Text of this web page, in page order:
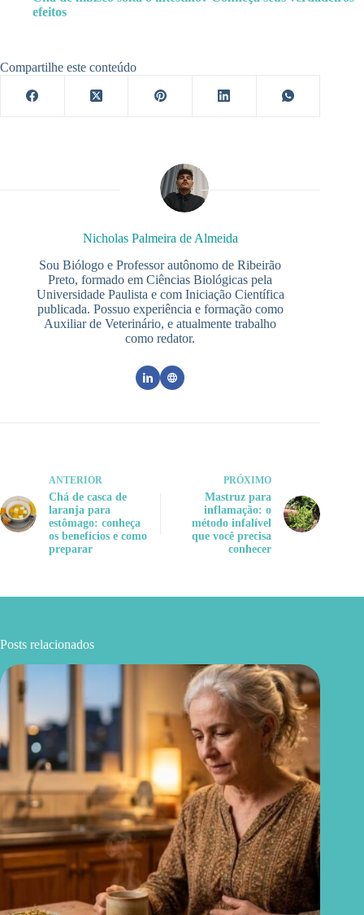
efeitos
Compartilhe este conteúdo
Nicholas Palmeira de Almeida
Sou Biólogo e Professor autônomo de Ribeirão
Preto, formado em Ciências Biológicas pela
Universidade Paulista e com Iniciação Científica
publicada. Possuo experiência e formação como
Auxiliar de Veterinário, e atualmente trabalho
como redator.
ANTERIOR
Chá de casca de
laranja para
estômago: conheça
os benefícios e como
preparar
PRÓXIMO
Mastruz para
inflamação: o
método infalível
que você precisa
conhecer
Posts relacionados